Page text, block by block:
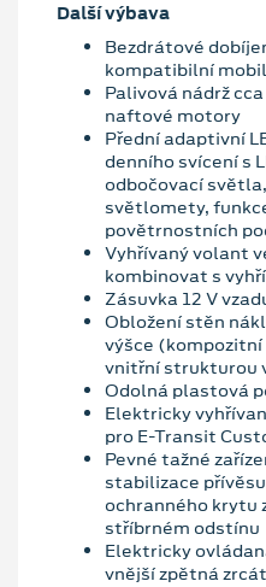
Další výbava
Bezdrátové
kompatibilní
Palivová nádrž
naftové motory
Přední adaptivní
denního svícení s
odbočovací
světlomety,
povětrnostních
Vyhřívaný volant
kombinovat s
Zásuvka 12 V
Obložení stěn
výšce
vnitřní strukturou
Odolná plastová
Elektricky
pro E-Transit
Pevné tažné
stabilizace
ochranného krytu
stříbrném odstínu
Elektricky
vnější zpětná